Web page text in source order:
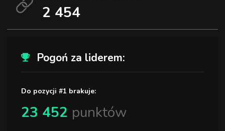
2 454
Pogoń za liderem:
Do pozycji #1 brakuje:
23 452 punktów